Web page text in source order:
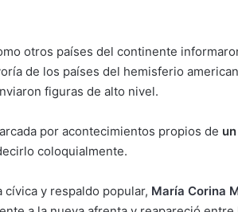
otros países del continente
de los países del hemisferio
figuras de alto nivel.
por acontecimientos propios de
coloquialmente.
y respaldo popular, María Corina